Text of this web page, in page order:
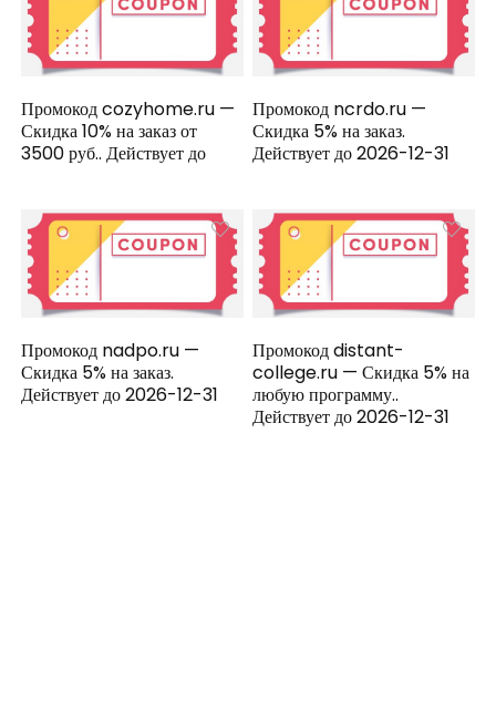
Промокод cozyhome.ru —
Скидка 10% на заказ от
3500 руб.. Действует до
Промокод ncrdo.ru —
Скидка 5% на заказ.
Действует до 2026-12-31
Промокод nadpo.ru —
Скидка 5% на заказ.
Действует до 2026-12-31
Промокод distant-
college.ru — Скидка 5% на
любую программу..
Действует до 2026-12-31